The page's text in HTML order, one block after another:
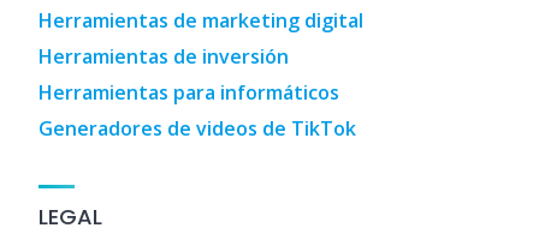
Herramientas de marketing digital
Herramientas de inversión
Herramientas para informáticos
Generadores de videos de TikTok
LEGAL